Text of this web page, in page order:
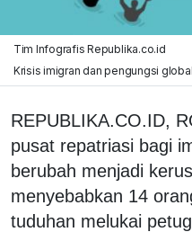
Tim Infografis Republika.co.id
Krisis imigran dan pengungsi
REPUBLIKA.CO.ID,
pusat repatriasi bagi
berubah menjadi
menyebabkan 14
tuduhan melukai